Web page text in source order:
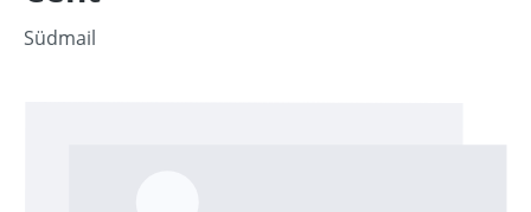
Südmail